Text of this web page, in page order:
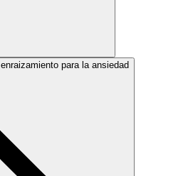
para la ansiedad